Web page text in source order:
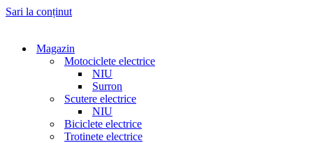
Sari la conținut
Magazin
Motociclete electrice
NIU
Surron
Scutere electrice
NIU
Biciclete electrice
Trotinete electrice